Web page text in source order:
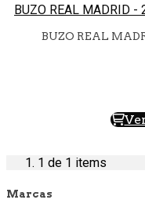
BUZO REAL MADRID
BUZO REAL
1 de 1 items
Marcas